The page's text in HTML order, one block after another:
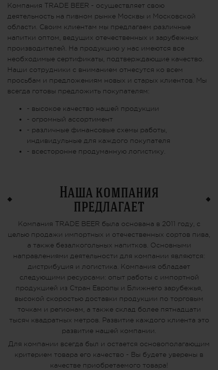
Компания TRADE BEER - осуществляет свою
деятельность на пивном рынке Москвы и Московской
области. Своим клиентам мы предлагаем различные
напитки оптом, ведущих отечественных и зарубежных
производителей. На продукцию у нас имеются все
необходимые сертификаты, подтверждающие качество.
Наши сотрудники с вниманием отнесутся ко всем
просьбам и предложениям новых и старых клиентов. Мы
всегда готовы предложить покупателям:
- высокое качество нашей продукции
- огромный ассортимент
- различные финансовые схемы работы,
индивидульные для каждого покупателя
- всесторонне продуманную логистику.
Наша компания
предлагает
Компания TRADE BEER была основана в 2011 году, с
целью продажи импортных и отечественных сортов пива,
а также безалкогольных напитков. Основными
направлениями деятельности для компании являются:
дистрибуция и логистика. Компания обладает
следующими ресурсами: опыт работы с импортной
продукцией из Стран Европы и Ближнего зарубежья,
высокой скоростью доставки продукции по торговым
точкам и регионам, а также склад более пятнадцати
тысяч квадратных метров. Развитие каждого клиента это
развитие нашей компании.
Для компании всегда был и остается основополагающим
критерием товара его качество - Вы будете уверены в
качестве приобретаемого товара!